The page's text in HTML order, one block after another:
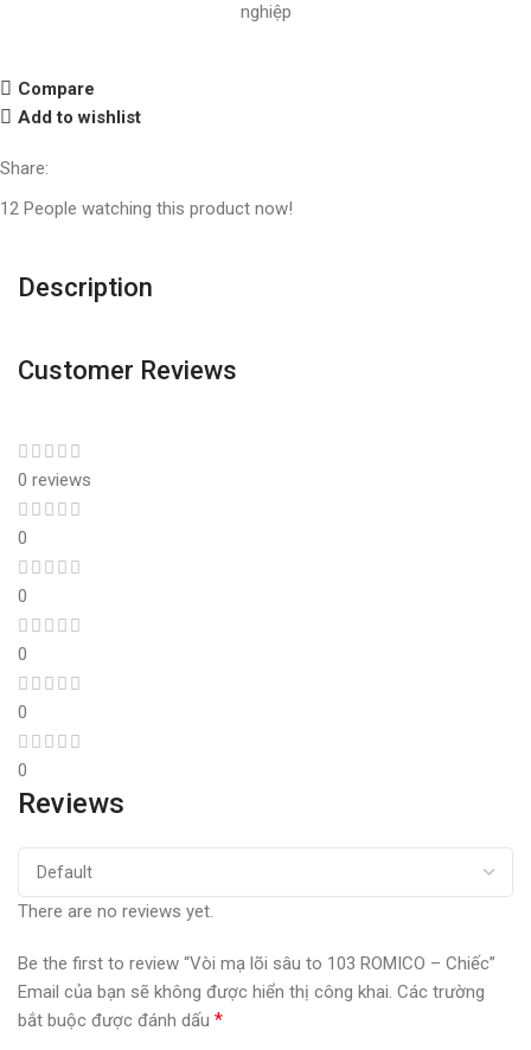
nghiệp
Compare
Add to wishlist
Share:
12 People watching this product now!
Description
Customer Reviews
0 reviews
0
0
0
0
0
Reviews
There are no reviews yet.
Be the first to review “Vòi mạ lõi sâu to 103 ROMICO – Chiếc”
Email của bạn sẽ không được hiển thị công khai. Các trường
bắt buộc được đánh dấu *